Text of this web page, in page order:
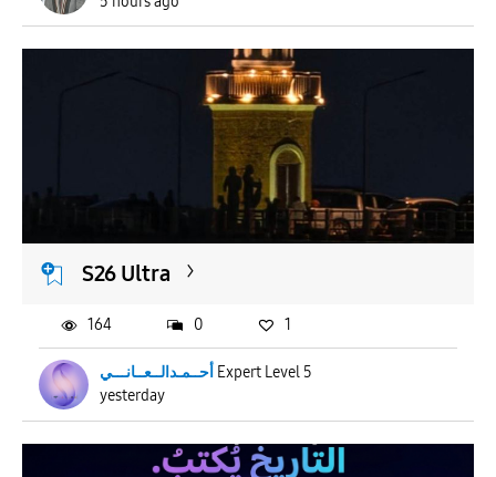
S26 Ultra
أحــمـدالــعــانـــي Expert Level 5
yesterday
164 0 1